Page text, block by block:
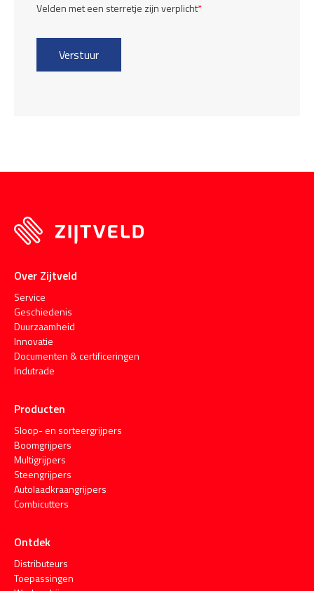
Velden met een sterretje zijn verplicht*
Over Zijtveld
Service
Geschiedenis
Duurzaamheid
Innovatie
Documenten & certificeringen
Indutrade
Producten
Sloop- en sorteergrijpers
Boomgrijpers
Multigrijpers
Steengrijpers
Autolaadkraangrijpers
Combicutters
Ontdek
Distributeurs
Toepassingen